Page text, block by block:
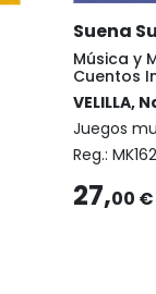
Suena
Música y
Cuentos
VELILLA,
Juegos
Reg.:
27,00 €